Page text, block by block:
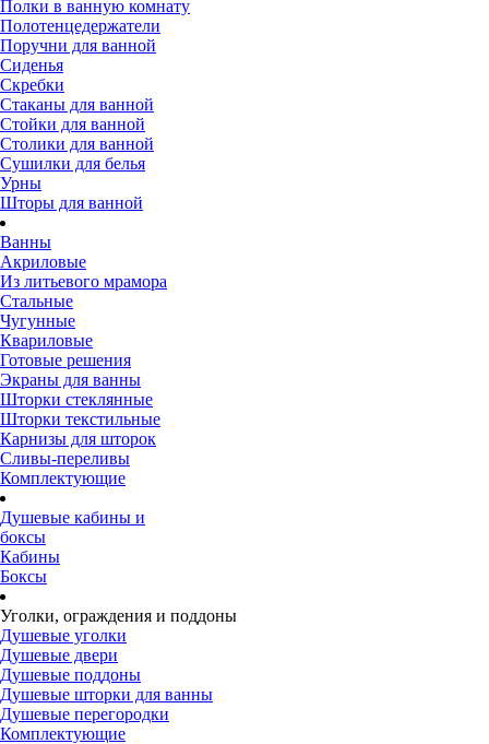
Полки в ванную комнату
Полотенцедержатели
Поручни для ванной
Сиденья
Скребки
Стаканы для ванной
Стойки для ванной
Столики для ванной
Сушилки для белья
Урны
Шторы для ванной
Ванны
Акриловые
Из литьевого мрамора
Стальные
Чугунные
Квариловые
Готовые решения
Экраны для ванны
Шторки стеклянные
Шторки текстильные
Карнизы для шторок
Сливы-переливы
Комплектующие
Душевые кабины и
боксы
Кабины
Боксы
Уголки, ограждения и поддоны
Душевые уголки
Душевые двери
Душевые поддоны
Душевые шторки для ванны
Душевые перегородки
Комплектующие